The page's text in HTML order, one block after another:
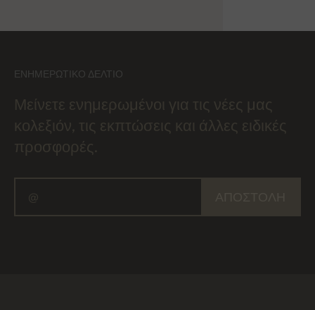
ΕΝΗΜΕΡΩΤΙΚΌ ΔΕΛΤΊΟ
Μείνετε ενημερωμένοι για τις νέες μας
κολεξιόν, τις εκπτώσεις και άλλες ειδικές
προσφορές.